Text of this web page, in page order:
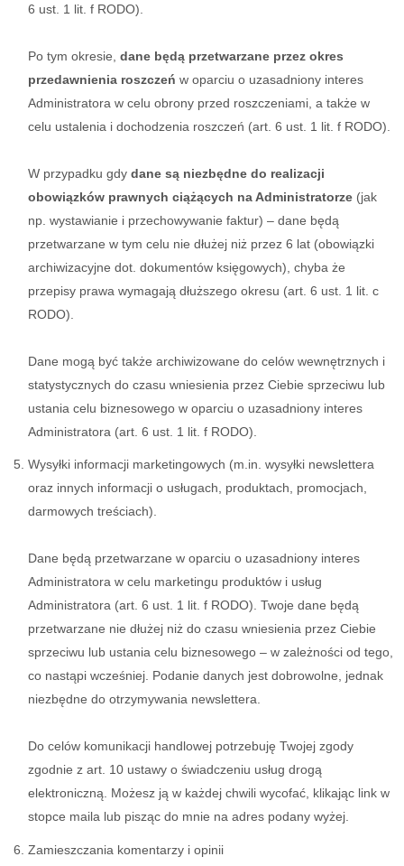
6 ust. 1 lit. f RODO).
Po tym okresie, dane będą przetwarzane przez okres
przedawnienia roszczeń w oparciu o uzasadniony interes
Administratora w celu obrony przed roszczeniami, a także w
celu ustalenia i dochodzenia roszczeń (art. 6 ust. 1 lit. f RODO).
W przypadku gdy dane są niezbędne do realizacji
obowiązków prawnych ciążących na Administratorze (jak
np. wystawianie i przechowywanie faktur) – dane będą
przetwarzane w tym celu nie dłużej niż przez 6 lat (obowiązki
archiwizacyjne dot. dokumentów księgowych), chyba że
przepisy prawa wymagają dłuższego okresu (art. 6 ust. 1 lit. c
RODO).
Dane mogą być także archiwizowane do celów wewnętrznych i
statystycznych do czasu wniesienia przez Ciebie sprzeciwu lub
ustania celu biznesowego w oparciu o uzasadniony interes
Administratora (art. 6 ust. 1 lit. f RODO).
Wysyłki informacji marketingowych (m.in. wysyłki newslettera
oraz innych informacji o usługach, produktach, promocjach,
darmowych treściach).
Dane będą przetwarzane w oparciu o uzasadniony interes
Administratora w celu marketingu produktów i usług
Administratora (art. 6 ust. 1 lit. f RODO). Twoje dane będą
przetwarzane nie dłużej niż do czasu wniesienia przez Ciebie
sprzeciwu lub ustania celu biznesowego – w zależności od tego,
co nastąpi wcześniej. Podanie danych jest dobrowolne, jednak
niezbędne do otrzymywania newslettera.
Do celów komunikacji handlowej potrzebuję Twojej zgody
zgodnie z art. 10 ustawy o świadczeniu usług drogą
elektroniczną. Możesz ją w każdej chwili wycofać, klikając link w
stopce maila lub pisząc do mnie na adres podany wyżej.
Zamieszczania komentarzy i opinii